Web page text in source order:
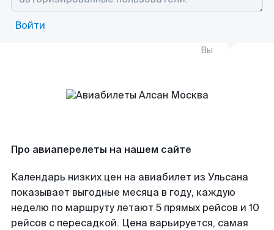
Войти
Вы
Про авиаперелеты на нашем сайте
Календарь низких цен на авиабилет из Ульсана
показывает выгодные месяца в году, каждую
неделю по маршруту летают 5 прямых рейсов и 10
рейсов с пересадкой. Цена варьируется, самая